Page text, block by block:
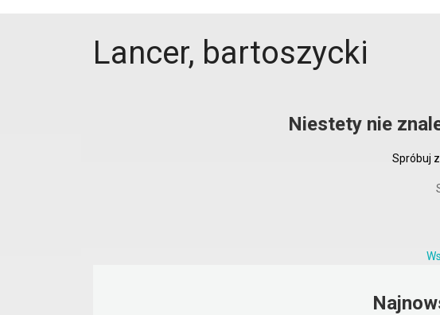
Lancer, bartoszycki
Niestety nie
Spróbuj